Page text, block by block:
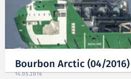
Bourbon Arctic (04/2016)
14.05.2016